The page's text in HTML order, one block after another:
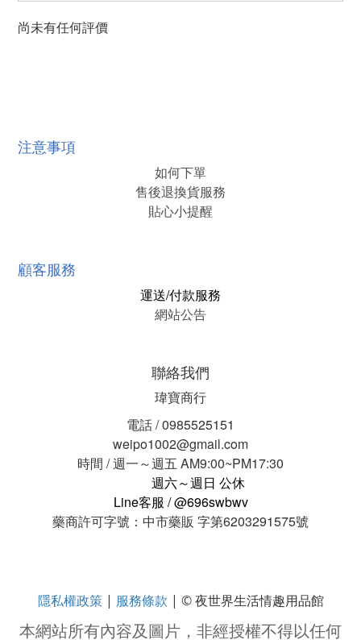
尚未有任何評價
注意事項
如何下單
售後退換貨服務
貼心小提醒
顧客服務
運送/付款服務
網站公告
聯絡我們
瑋寶商行
電話 / 0985525151
weipo1002@gmail.com
時間 / 週一～週五 AM9:00~PM17:30
週六～週日 公休
Line客服 / @696swbwv
藥商許可字號：中市藥販 字第6203291575號
隱私權政策| 服務條款 | © 夜世界生活情趣用品館
本網站所有內容及圖片，非經授權不得以任何